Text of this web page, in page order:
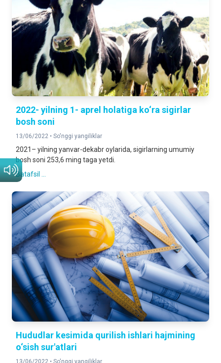
2022- yilning 1- aprel holatiga ko‘ra sigirlar
bosh soni
13/06/2022 • So'nggi yangiliklar
2021– yilning yanvar-dekabr oylarida, sigirlarning umumiy
bosh soni 253,6 ming taga yetdi.
Batafsil ...
Hududlar kesimida qurilish ishlari hajmining
o‘sish sur'atlari
13/06/2022 • So'nggi yangiliklar